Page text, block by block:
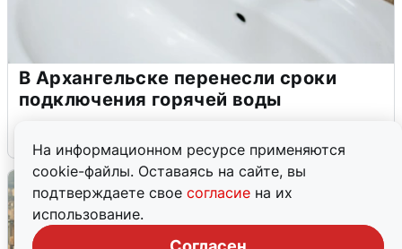
На информационном ресурсе применяются
cookie-файлы. Оставаясь на сайте, вы
подтверждаете свое согласие на их
использование.
В Архангельске перенесли сроки
подключения горячей воды